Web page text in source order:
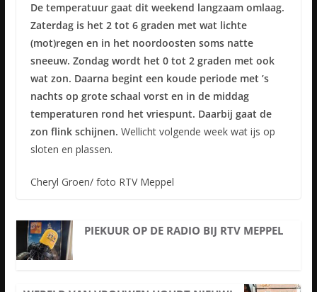
De temperatuur gaat dit weekend langzaam omlaag.
Zaterdag is het 2 tot 6 graden met wat lichte
(mot)regen en in het noordoosten soms natte
sneeuw. Zondag wordt het 0 tot 2 graden met ook
wat zon. Daarna begint een koude periode met ’s
nachts op grote schaal vorst en in de middag
temperaturen rond het vriespunt. Daarbij gaat de
zon flink schijnen. Wellicht volgende week wat ijs op
sloten en plassen.
Cheryl Groen/ foto RTV Meppel
PIEKUUR OP DE RADIO BIJ RTV MEPPEL